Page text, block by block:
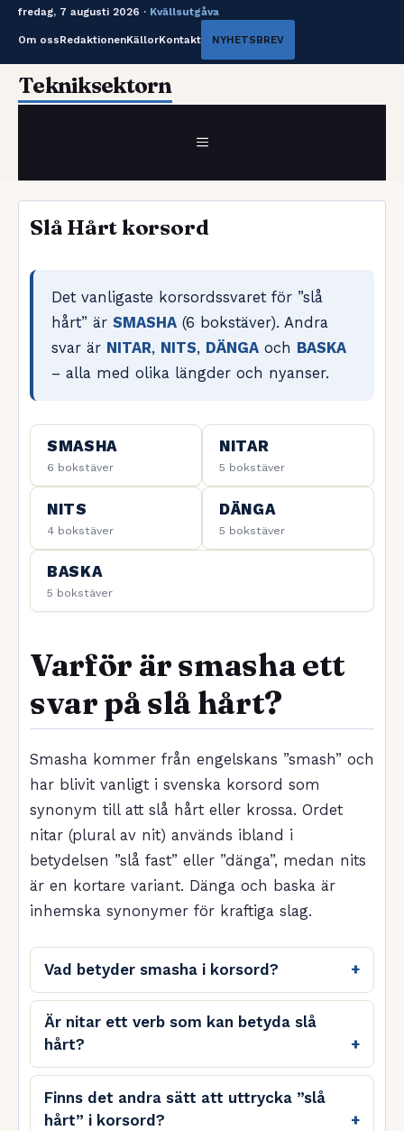
fredag, 7 augusti 2026 · Kvällsutgåva
Om ossRedaktionenKällorKontakt NYHETSBREV
Hoppa
Tekniksektorn
MENY
Slå Hårt korsord
Det vanligaste korsordssvaret för ”slå
hårt” är SMASHA(6 bokstäver). Andra
svar är NITAR, NITS, DÄNGAoch BASKA
– alla med olika längder och nyanser.
SMASHA
6 bokstäver
NITAR
5 bokstäver
NITS
4 bokstäver
DÄNGA
5 bokstäver
BASKA
5 bokstäver
Varför är smasha ett
svar på slå hårt?
Smasha kommer från engelskans ”smash” och
har blivit vanligt i svenska korsord som
synonym till att slå hårt eller krossa. Ordet
nitar (plural av nit) används ibland i
betydelsen ”slå fast” eller ”dänga”, medan nits
är en kortare variant. Dänga och baska är
inhemska synonymer för kraftiga slag.
Vad betyder smasha i korsord?
Är nitar ett verb som kan betyda slå
hårt?
Finns det andra sätt att uttrycka ”slå
hårt” i korsord?